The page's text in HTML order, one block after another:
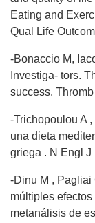
Eating and
Qual Life
-Bonaccio M,
Investiga- tors.
success.
-Trichopoulou A
una dieta
griega . N Engl J
-Dinu M , Pagliai
múltiples
metanálisis de